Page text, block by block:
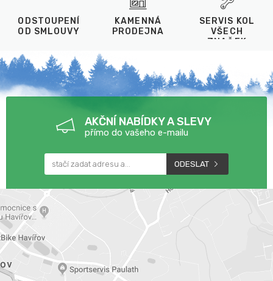
ODSTOUPENÍ
OD SMLOUVY
KAMENNÁ
PRODEJNA
SERVIS KOL
VŠECH
ZNAČEK
AKČNÍ NABÍDKY A SLEVY
přímo do vašeho e-mailu
ODESLAT